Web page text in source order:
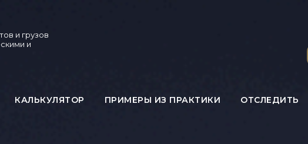
и грузов
и
КАЛЬКУЛЯТОР ПРИМЕРЫ ИЗ ПРАКТИКИ ОТСЛЕДИТЬ